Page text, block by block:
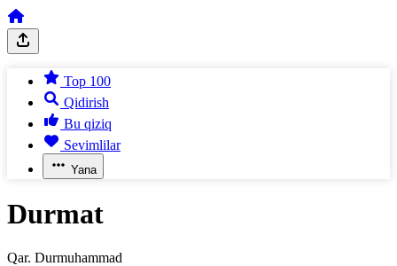
Top 100
Qidirish
Bu qiziq
Sevimlilar
Yana
Durmat
Qar. Durmuhammad